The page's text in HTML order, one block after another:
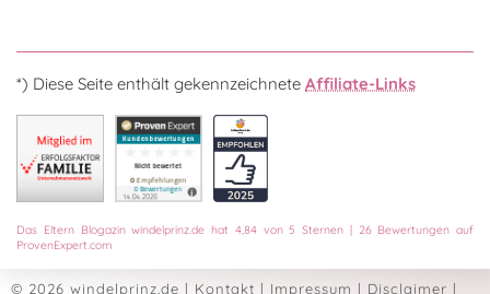
*) Diese Seite enthält gekennzeichnete Affiliate-Links
Das Eltern Blogazin windelprinz.de hat 4,84von5 Sternen | 26Bewertungen auf
ProvenExpert.com
© 2026 windelprinz.de | Kontakt | Impressum | Disclaimer |